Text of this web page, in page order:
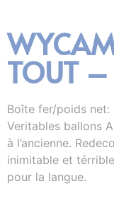
TOUT –
Boîte fer/poids net:
Veritables ballons
à l’ancienne.
inimitable et
pour la langue.